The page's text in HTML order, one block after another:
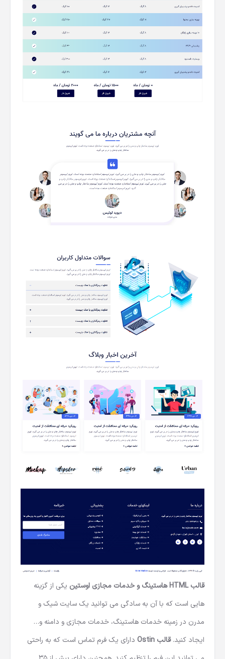
قالب HTML هاستینگ و خدمات مجازی اوستین
یکی از گزینه
هایی است که با آن به سادگی می توانید یک سایت شیک و
مدرن در زمینه خدمات هاستینگ، خدمات مجازی و دامنه و…
ایجاد کنید.قالب Ostin
دارای یک فرم تماس است که به راحتی